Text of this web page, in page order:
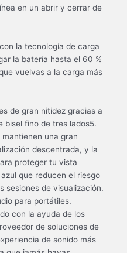
en un abrir y cerrar de
la tecnología de carga
la batería hasta el 60 %
vuelvas a la carga más
de gran nitidez gracias a
bisel fino de tres lados5.
una gran
descentrada, y la
proteger tu vista
que reducen el riesgo
sesiones de visualización.
para portátiles.
con la ayuda de los
de soluciones de
de sonido más